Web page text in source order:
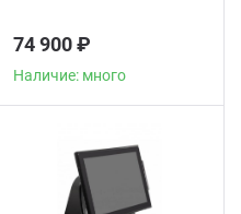
74 900 ₽
Наличие: много